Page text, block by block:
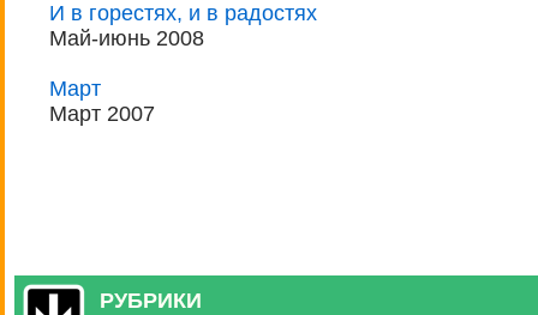
И в горестях, и в радостях
Май-июнь 2008
Март
Март 2007
РУБРИКИ